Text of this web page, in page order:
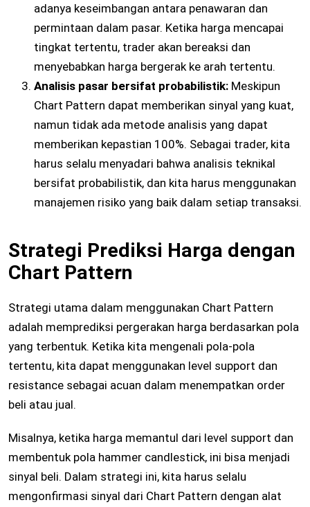
adanya keseimbangan antara penawaran dan
permintaan dalam pasar. Ketika harga mencapai
tingkat tertentu, trader akan bereaksi dan
menyebabkan harga bergerak ke arah tertentu.
Analisis pasar bersifat probabilistik: Meskipun
Chart Pattern dapat memberikan sinyal yang kuat,
namun tidak ada metode analisis yang dapat
memberikan kepastian 100%. Sebagai trader, kita
harus selalu menyadari bahwa analisis teknikal
bersifat probabilistik, dan kita harus menggunakan
manajemen risiko yang baik dalam setiap transaksi.
Strategi Prediksi Harga dengan
Chart Pattern
Strategi utama dalam menggunakan Chart Pattern
adalah memprediksi pergerakan harga berdasarkan pola
yang terbentuk. Ketika kita mengenali pola-pola
tertentu, kita dapat menggunakan level support dan
resistance sebagai acuan dalam menempatkan order
beli atau jual.
Misalnya, ketika harga memantul dari level support dan
membentuk pola hammer candlestick, ini bisa menjadi
sinyal beli. Dalam strategi ini, kita harus selalu
mengonfirmasi sinyal dari Chart Pattern dengan alat